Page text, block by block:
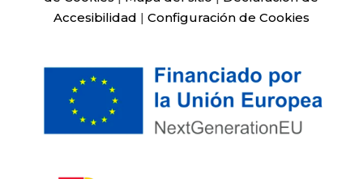
Accesibilidad | Configuración de Cookies